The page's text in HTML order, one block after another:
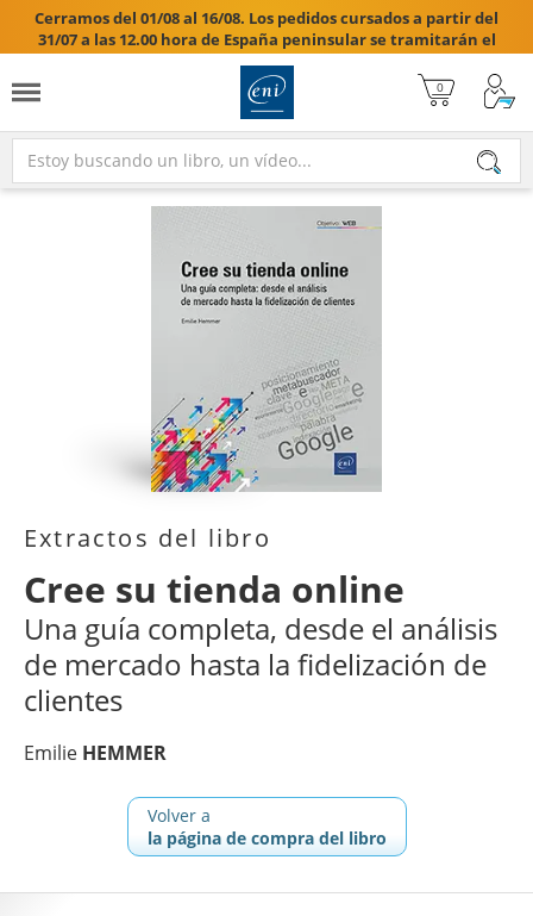
Cerramos del 01/08 al 16/08. Los pedidos cursados a partir del
31/07 a las 12.00 hora de España peninsular se tramitarán el
17/08/2026.

Extractos del libro
Cree su tienda online
Una guía completa, desde el análisis
de mercado hasta la fidelización de
clientes
Emilie HEMMER
Volver a
la página de compra del libro